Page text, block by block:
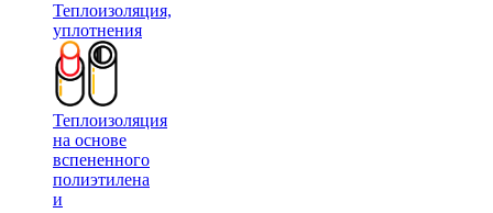
Теплоизоляция,
уплотнения
Теплоизоляция
на основе
вспененного
полиэтилена
и